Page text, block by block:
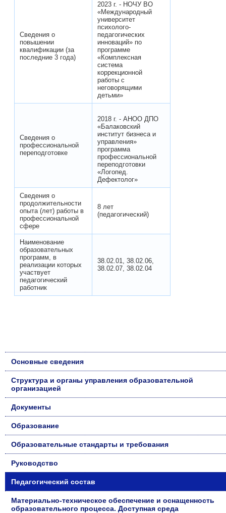
Сведения о
повышении
квалификации (за
последние 3 года)
2023 г. - НОЧУ ВО
«Международный
университет
психолого-
педагогических
инноваций» по
программе
«Комплексная
система
коррекционной
работы с
неговорящими
детьми»
Сведения о
профессиональной
переподготовке
2018 г. - АНОО ДПО
«Балаковский
институт бизнеса и
управления»
программа
профессиональной
переподготовки
«Логопед.
Дефектолог»
Сведения о
продолжительности
опыта (лет) работы в
профессиональной
сфере
8 лет
(педагогический)
Наименование
образовательных
программ, в
реализации которых
участвует
педагогический
работник
38.02.01, 38.02.06,
38.02.07, 38.02.04
Основные сведения
Структура и органы управления образовательной
организацией
Документы
Образование
Образовательные стандарты и требования
Руководство
Педагогический состав
Материально-техническое обеспечение и оснащенность
образовательного процесса. Доступная среда